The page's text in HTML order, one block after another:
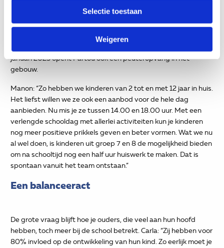
Selectie toestaan
Weigeren
hoe vullen we dat in?’ Zij worden daar ook steeds flexibeler in.”
Voor de toekomst zien Carla en Manon graag dat de kinderen
nog meer kunnen profiteren van het schoolleven. Daarom
breidt de school de samenwerking met Partou uit om zo
januari 2025 opent Partou ook een peuteropvang in het
gebouw.
Manon: “Zo hebben we kinderen van 2 tot en met 12 jaar in huis.
Het liefst willen we ze ook een aanbod voor de hele dag
aanbieden. Nu mis je ze tussen 14.00 en 18.00 uur. Met een
verlengde schooldag met allerlei activiteiten kun je kinderen
nog meer positieve prikkels geven en beter vormen. Wat we nu
al wel doen, is kinderen uit groep 7 en 8 de mogelijkheid bieden
om na schooltijd nog een half uur huiswerk te maken. Dat is
spontaan vanuit het team ontstaan.”
Een balanceeract
De grote vraag blijft hoe je ouders, die veel aan hun hoofd
hebben, toch meer bij de school betrekt. Carla: “Zij hebben voor
80% invloed op de ontwikkeling van hun kind. Zo eerlijk moet je